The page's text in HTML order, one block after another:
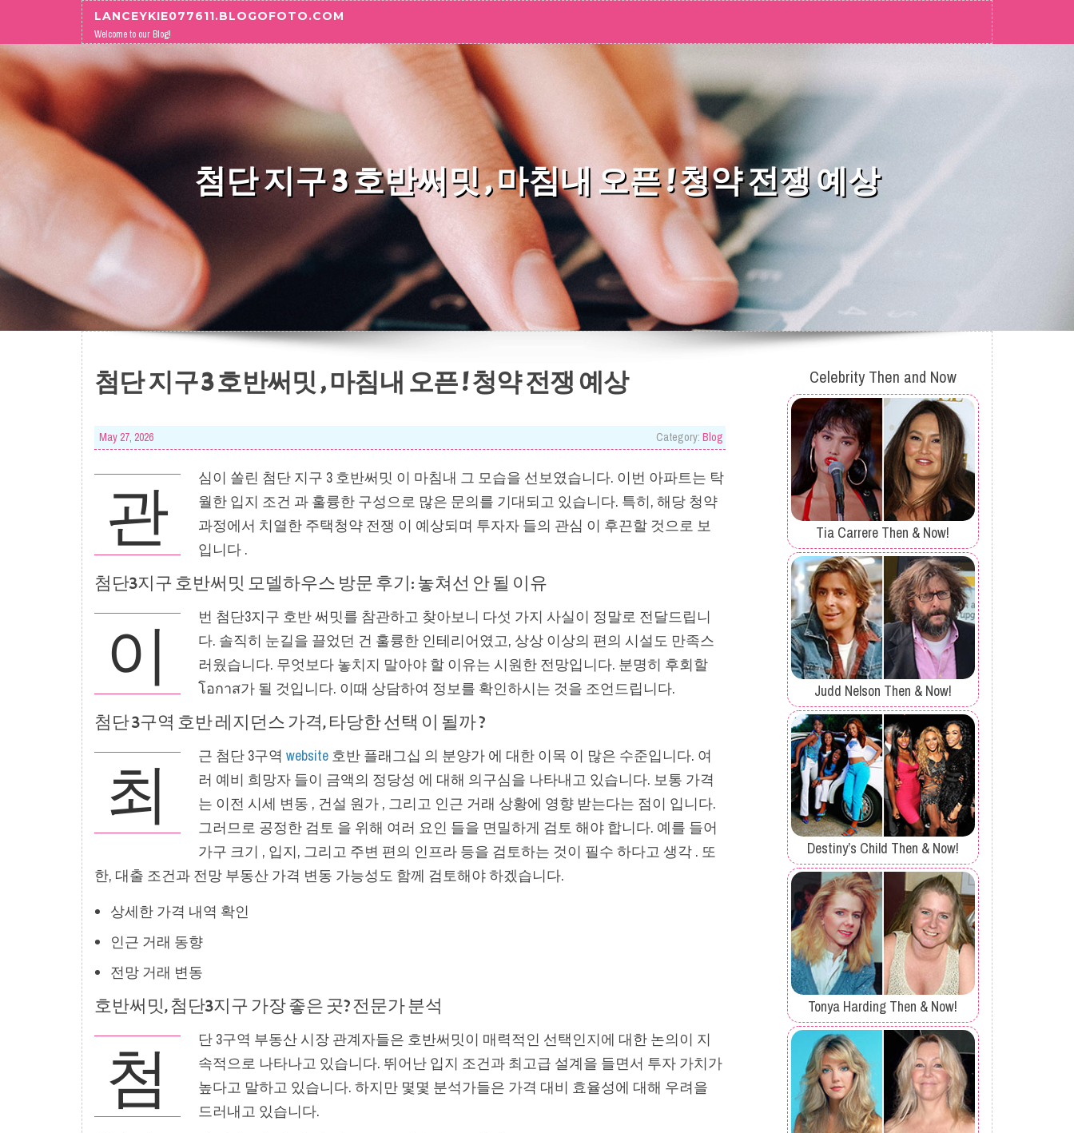
Skip to content LANCEYKIE077611.BLOGOFOTO.COM
Welcome to our Blog!
첨단 지구 3 호반써밋 , 마침내 오픈 ! 청약 전쟁 예상
첨단 지구 3 호반써밋 , 마침내 오픈 ! 청약 전쟁 예상
May 27, 2026 Category: Blog
관
심이 쏠린 첨단 지구 3 호반써밋 이 마침내 그 모습을 선보였습니다. 이번 아파트는 탁
월한 입지 조건 과 훌륭한 구성으로 많은 문의를 기대되고 있습니다. 특히, 해당 청약
과정에서 치열한 주택청약 전쟁 이 예상되며 투자자 들의 관심 이 후끈할 것으로 보
입니다 .
첨단3지구 호반써밋 모델하우스 방문 후기: 놓쳐선 안 될 이유
이
번 첨단3지구 호반 써밋를 참관하고 찾아보니 다섯 가지 사실이 정말로 전달드립니
다. 솔직히 눈길을 끌었던 건 훌륭한 인테리어였고, 상상 이상의 편의 시설도 만족스
러웠습니다. 무엇보다 놓치지 말아야 할 이유는 시원한 전망입니다. 분명히 후회할
โอกาส가 될 것입니다. 이때 상담하여 정보를 확인하시는 것을 조언드립니다.
첨단 3구역 호반 레지던스 가격, 타당한 선택 이 될까 ?
최 근 첨단 3구역 website 호반 플래그십 의 분양가 에 대한 이목 이 많은 수준입니다. 여
러 예비 희망자 들이 금액의 정당성 에 대해 의구심을 나타내고 있습니다. 보통 가격
는 이전 시세 변동 , 건설 원가 , 그리고 인근 거래 상황에 영향 받는다는 점이 입니다.
그러므로 공정한 검토 을 위해 여러 요인 들을 면밀하게 검토 해야 합니다. 예를 들어
가구 크기 , 입지, 그리고 주변 편의 인프라 등을 검토하는 것이 필수 하다고 생각 . 또
한, 대출 조건과 전망 부동산 가격 변동 가능성도 함께 검토해야 하겠습니다.
상세한 가격 내역 확인
인근 거래 동향
전망 거래 변동
호반써밋, 첨단3지구 가장 좋은 곳? 전문가 분석
첨
단 3구역 부동산 시장 관계자들은 호반써밋이 매력적인 선택인지에 대한 논의이 지
속적으로 나타나고 있습니다. 뛰어난 입지 조건과 최고급 설계을 들면서 투자 가치가
높다고 말하고 있습니다. 하지만 몇몇 분석가들은 가격 대비 효율성에 대해 우려을
드러내고 있습니다.
Celebrity Then and Now
Tia Carrere Then & Now!
Judd Nelson Then & Now!
Destiny’s Child Then & Now!
Tonya Harding Then & Now!